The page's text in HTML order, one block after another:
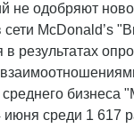
не одобряют
McDonald’s
результатах
бизнеса
среди 1 617